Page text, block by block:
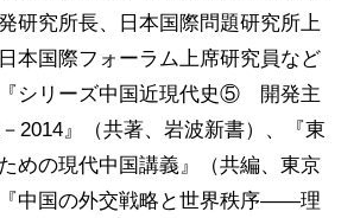
研究所長、日本国際問題研究所上
本国際フォーラム上席研究員など
シリーズ中国近現代史⑤ 開発主
2014』（共著、岩波新書）、『東
めの現代中国講義』（共編、東京
中国の外交戦略と世界秩序――理